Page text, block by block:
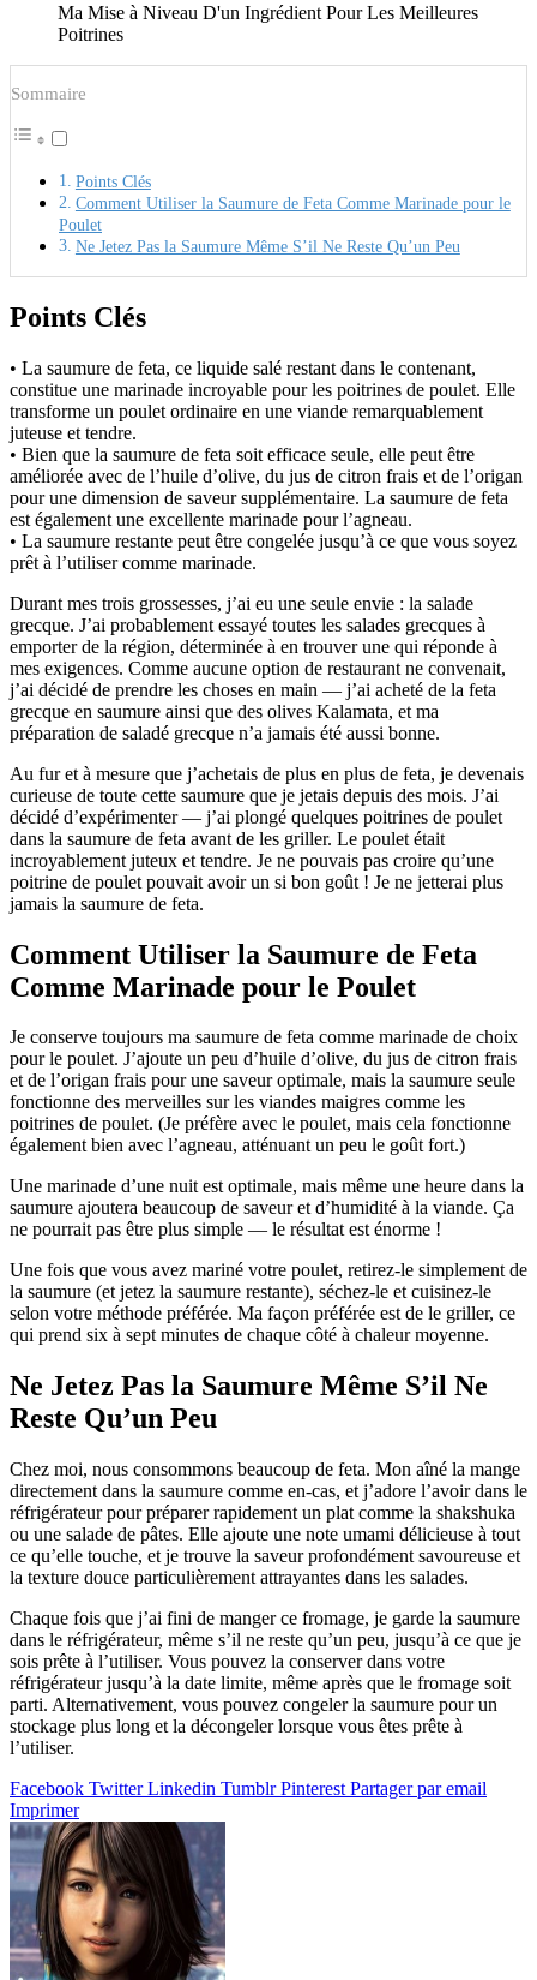
Ma Mise à Niveau D'un Ingrédient Pour Les Meilleures
Poitrines
Sommaire
Points Clés
Comment Utiliser la Saumure de Feta Comme Marinade pour le
Poulet
Ne Jetez Pas la Saumure Même S’il Ne Reste Qu’un Peu
Points Clés
• La saumure de feta, ce liquide salé restant dans le contenant,
constitue une marinade incroyable pour les poitrines de poulet. Elle
transforme un poulet ordinaire en une viande remarquablement
juteuse et tendre.
• Bien que la saumure de feta soit efficace seule, elle peut être
améliorée avec de l’huile d’olive, du jus de citron frais et de l’origan
pour une dimension de saveur supplémentaire. La saumure de feta
est également une excellente marinade pour l’agneau.
• La saumure restante peut être congelée jusqu’à ce que vous soyez
prêt à l’utiliser comme marinade.
Durant mes trois grossesses, j’ai eu une seule envie : la salade
grecque. J’ai probablement essayé toutes les salades grecques à
emporter de la région, déterminée à en trouver une qui réponde à
mes exigences. Comme aucune option de restaurant ne convenait,
j’ai décidé de prendre les choses en main — j’ai acheté de la feta
grecque en saumure ainsi que des olives Kalamata, et ma
préparation de saladé grecque n’a jamais été aussi bonne.
Au fur et à mesure que j’achetais de plus en plus de feta, je devenais
curieuse de toute cette saumure que je jetais depuis des mois. J’ai
décidé d’expérimenter — j’ai plongé quelques poitrines de poulet
dans la saumure de feta avant de les griller. Le poulet était
incroyablement juteux et tendre. Je ne pouvais pas croire qu’une
poitrine de poulet pouvait avoir un si bon goût ! Je ne jetterai plus
jamais la saumure de feta.
Comment Utiliser la Saumure de Feta
Comme Marinade pour le Poulet
Je conserve toujours ma saumure de feta comme marinade de choix
pour le poulet. J’ajoute un peu d’huile d’olive, du jus de citron frais
et de l’origan frais pour une saveur optimale, mais la saumure seule
fonctionne des merveilles sur les viandes maigres comme les
poitrines de poulet. (Je préfère avec le poulet, mais cela fonctionne
également bien avec l’agneau, atténuant un peu le goût fort.)
Une marinade d’une nuit est optimale, mais même une heure dans la
saumure ajoutera beaucoup de saveur et d’humidité à la viande. Ça
ne pourrait pas être plus simple — le résultat est énorme !
Une fois que vous avez mariné votre poulet, retirez-le simplement de
la saumure (et jetez la saumure restante), séchez-le et cuisinez-le
selon votre méthode préférée. Ma façon préférée est de le griller, ce
qui prend six à sept minutes de chaque côté à chaleur moyenne.
Ne Jetez Pas la Saumure Même S’il Ne
Reste Qu’un Peu
Chez moi, nous consommons beaucoup de feta. Mon aîné la mange
directement dans la saumure comme en-cas, et j’adore l’avoir dans le
réfrigérateur pour préparer rapidement un plat comme la shakshuka
ou une salade de pâtes. Elle ajoute une note umami délicieuse à tout
ce qu’elle touche, et je trouve la saveur profondément savoureuse et
la texture douce particulièrement attrayantes dans les salades.
Chaque fois que j’ai fini de manger ce fromage, je garde la saumure
dans le réfrigérateur, même s’il ne reste qu’un peu, jusqu’à ce que je
sois prête à l’utiliser. Vous pouvez la conserver dans votre
réfrigérateur jusqu’à la date limite, même après que le fromage soit
parti. Alternativement, vous pouvez congeler la saumure pour un
stockage plus long et la décongeler lorsque vous êtes prête à
l’utiliser.
Facebook Twitter Linkedin Tumblr Pinterest Partager par email
Imprimer